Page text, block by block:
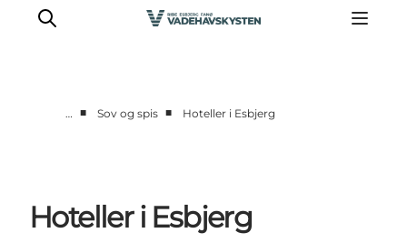
Oplev Fanø
Oplev Mandø
… ■ Sov og spis ■ Hoteller i Esbjerg
Hoteller i Esbjerg